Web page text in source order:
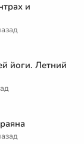
и
йоги. Летний